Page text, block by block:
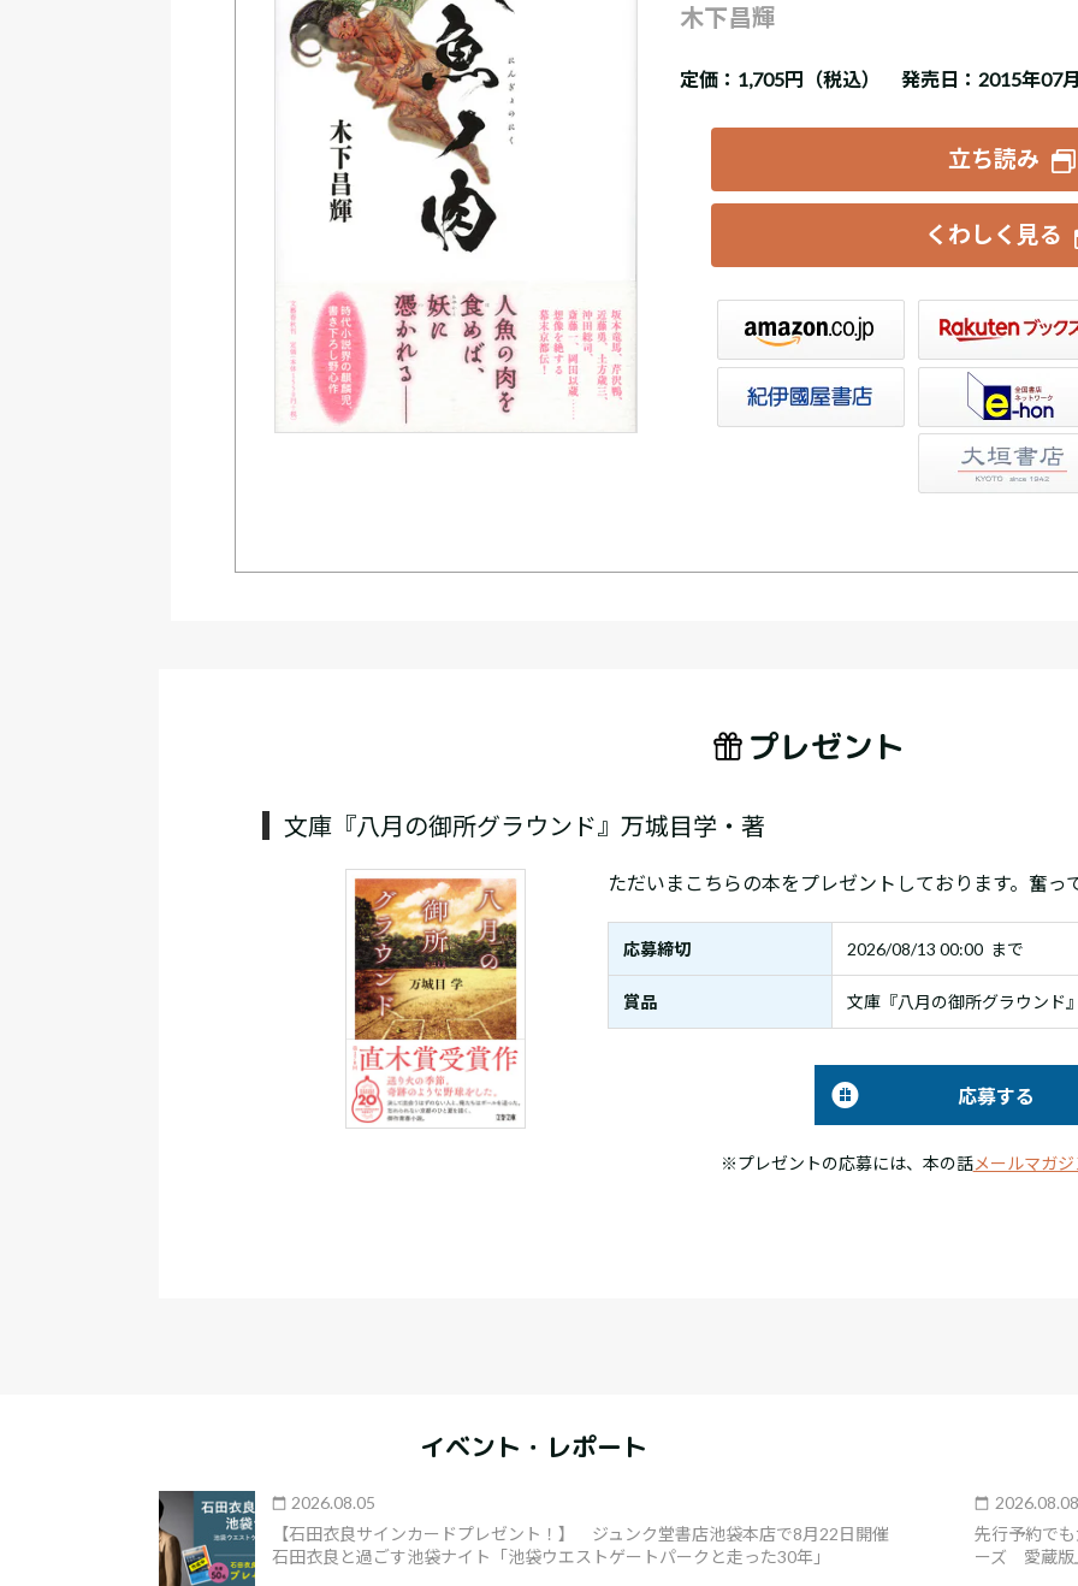
木下昌輝
定価： 1,705円（税込） 発売日：2015年07
立ち読み
くわしく見る
Amazon 楽天ブックス セブンネット
紀伊國屋書店ウェブストア
e-hon
プレゼント
文庫『八月の御所グラウンド』万城目学・著
ただいまこちらの本をプレゼントしております。奮っ
応募締切 2026/08/13 00:00 まで
賞品 文庫『八月の御所グラウン
応募する
※プレゼントの応募には、本の話メールマガ
イベント・レポート
2026.08.05
【石田衣良サインカードプレゼント！】 ジュンク堂書店池袋本店で8月22日開催
石田衣良と過ごす池袋ナイト「池袋ウエストゲートパークと走った30年」
先行予約で
ーズ 愛蔵版